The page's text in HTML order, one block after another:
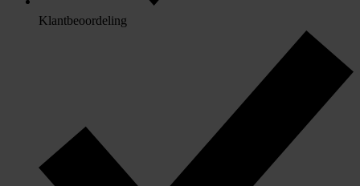
Klantbeoordeling